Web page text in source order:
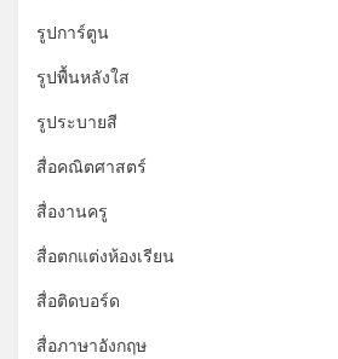
รูปการ์ตูน
รูปพื้นหลังใส
รูประบายสี
สื่อคณิตศาสตร์
สื่องานครู
สื่อตกแต่งห้องเรียน
สื่อติดบอร์ด
สื่อภาษาอังกฤษ